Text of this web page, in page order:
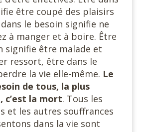
être coupé des plaisirs
le besoin signifie ne
à manger et à boire. Être
signifie être malade et
ressort, être dans le
la vie elle-même. Le
de tous, la plus
c’est la mort. Tous les
et les autres souffrances
dans la vie sont